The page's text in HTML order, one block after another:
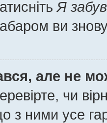
Я
ви
але не
чи
з ними усе